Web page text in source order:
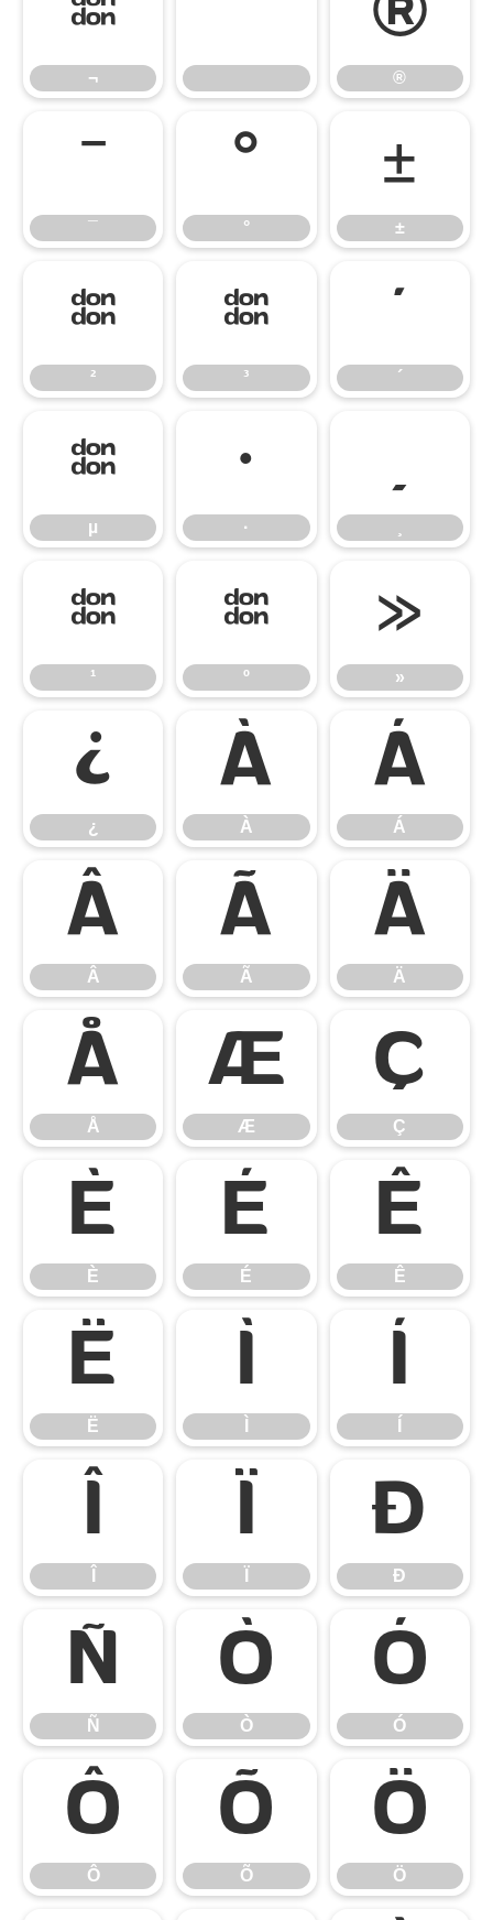
¬
¬
®
®
¯
¯
°
°
±
±
²
²
³
³
´
´
µ
µ
·
·
¸
¹
¹
º
º
»
»
¿
¿
À
À
Á
Á
Â
Â
Ã
Ã
Ä
Ä
Å
Å
Æ
Æ
Ç
Ç
È
È
É
É
Ê
Ê
Ë
Ë
Ì Í
Î Ï Ð
Ð
Ñ
Ñ
Ò
Ò
Ó
Ó
Ô
Ô
Õ
Õ
Ö
Ö